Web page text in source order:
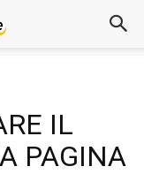
IL
PAGINA